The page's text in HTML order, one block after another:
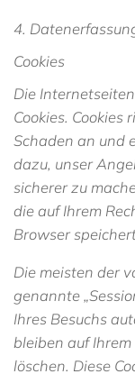
4.
Cookies
Die
Cookies. Cookies
Schaden an und
dazu, unser
sicherer zu
die auf Ihrem
Browser
Die meisten der
genannte
Ihres Besuchs
bleiben auf
löschen. Diese